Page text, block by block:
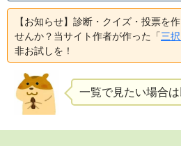
【お知らせ】診断・クイズ・投票を
せんか？当サイト作者が作った「三
非お試しを！
一覧で見たい場合は